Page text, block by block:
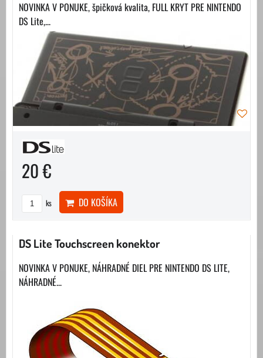
NOVINKA V PONUKE, špičková kvalita, FULL KRYT PRE NINTENDO
DS Lite,...
20 €
ks DO KOŠÍKA
DS Lite Touchscreen konektor
NOVINKA V PONUKE, NÁHRADNÉ DIEL PRE NINTENDO DS LITE,
NÁHRADNÉ...